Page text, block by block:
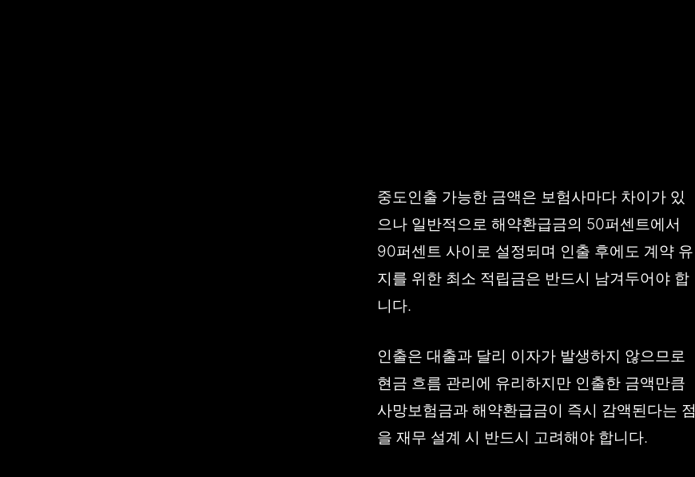
중도인출 가능한 금액은 보험사마다 차이가 있
으나 일반적으로 해약환급금의 50퍼센트에서
90퍼센트 사이로 설정되며 인출 후에도 계약 유
지를 위한 최소 적립금은 반드시 남겨두어야 합
니다.
인출은 대출과 달리 이자가 발생하지 않으므로
현금 흐름 관리에 유리하지만 인출한 금액만큼
사망보험금과 해약환급금이 즉시 감액된다는 점
을 재무 설계 시 반드시 고려해야 합니다.